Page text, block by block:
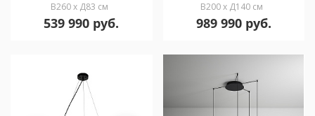
В260 x Д83 см
539 990 руб.
В200 x Д140 см
989 990 руб.